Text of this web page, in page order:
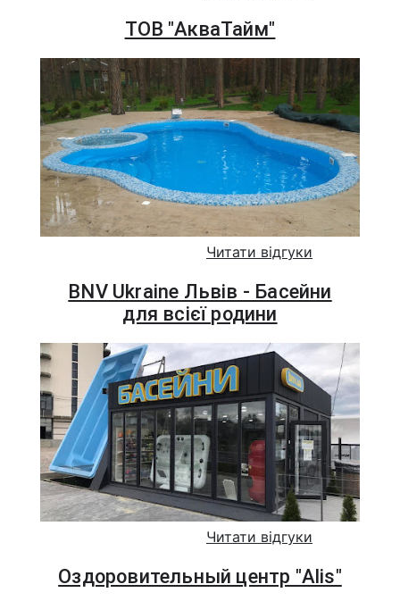
ТОВ "АкваТайм"
Читати відгуки
BNV Ukraine Львів - Басейни
для всієї родини
Читати відгуки
Оздоровительный центр "Alis"